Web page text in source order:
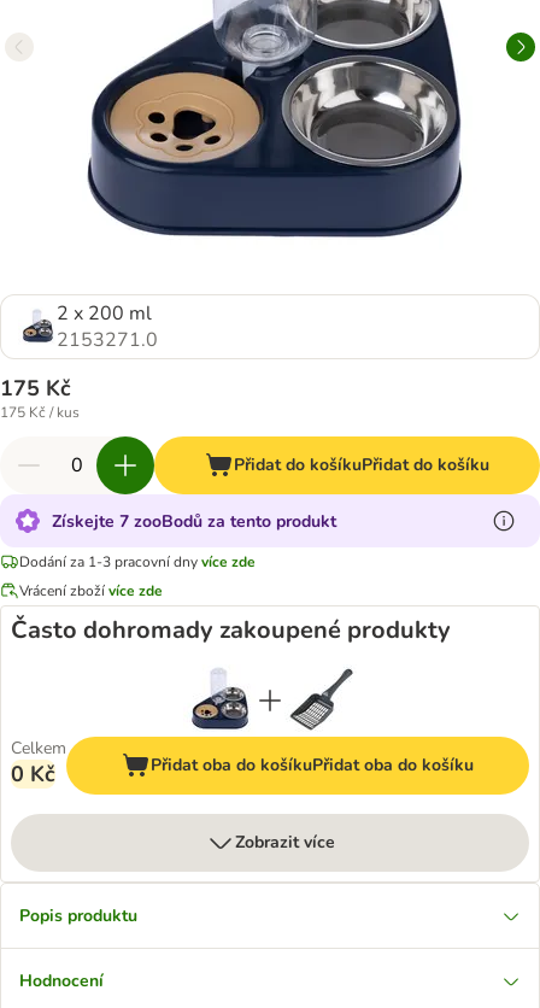
2 x 200 ml
2153271.0
175 Kč
175 Kč / kus
Přidat do košíkuPřidat do košíku
Získejte 7 zooBodů za tento produkt
Dodání za 1-3 pracovní dnyvíce zde
Vrácení zbožívíce zde
Často dohromady zakoupené produkty
Celkem
0 Kč Přidat oba do košíkuPřidat oba do košíku
Zobrazit více
Popis produktu
Hodnocení